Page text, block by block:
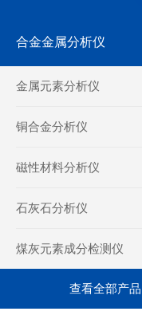
合金金属分析仪
金属元素分析仪
铜合金分析仪
磁性材料分析仪
石灰石分析仪
煤灰元素成分检测仪
查看全部产